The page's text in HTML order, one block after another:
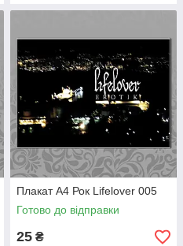
Плакат А4 Рок Lifelover 005
Готово до відправки
25 ₴